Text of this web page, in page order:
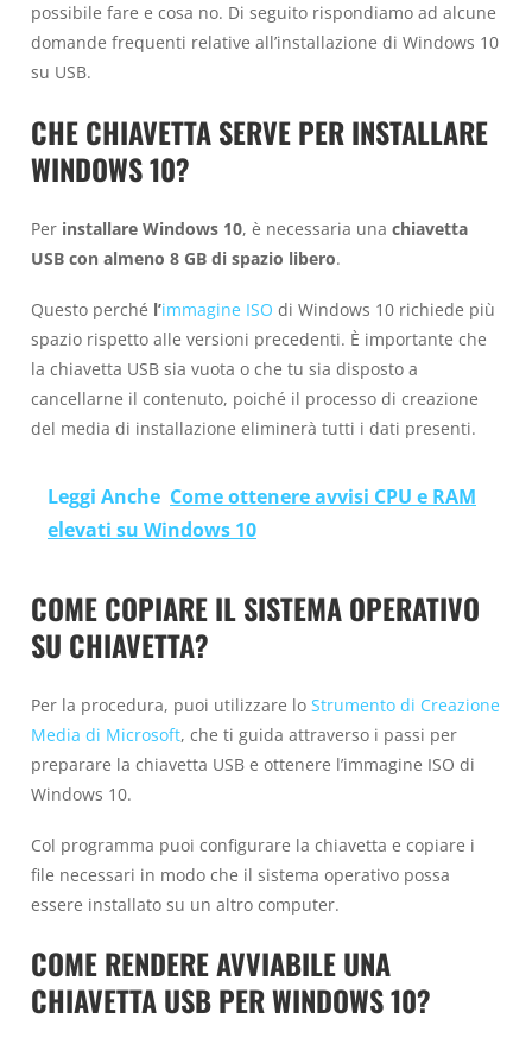
possibile fare e cosa no. Di seguito rispondiamo ad alcune
domande frequenti relative all’installazione di Windows 10
su USB.
CHE CHIAVETTA SERVE PER INSTALLARE
WINDOWS 10?
Per installare Windows 10, è necessaria una chiavetta
USB con almeno 8 GB di spazio libero.
Questo perché l’immagine ISO di Windows 10 richiede più
spazio rispetto alle versioni precedenti. È importante che
la chiavetta USB sia vuota o che tu sia disposto a
cancellarne il contenuto, poiché il processo di creazione
del media di installazione eliminerà tutti i dati presenti.
Leggi Anche Come ottenere avvisi CPU e RAM
elevati su Windows 10
COME COPIARE IL SISTEMA OPERATIVO
SU CHIAVETTA?
Per la procedura, puoi utilizzare lo Strumento di Creazione
Media di Microsoft, che ti guida attraverso i passi per
preparare la chiavetta USB e ottenere l’immagine ISO di
Windows 10.
Col programma puoi configurare la chiavetta e copiare i
file necessari in modo che il sistema operativo possa
essere installato su un altro computer.
COME RENDERE AVVIABILE UNA
CHIAVETTA USB PER WINDOWS 10?